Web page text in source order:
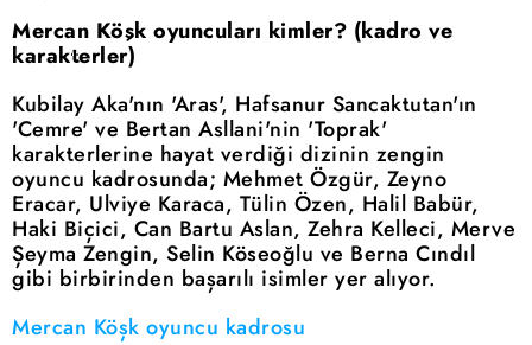
Mercan Köşk oyuncuları kimler? (kadro ve
karakterler)
Kubilay Aka'nın 'Aras', Hafsanur Sancaktutan'ın
'Cemre' ve Bertan Asllani'nin 'Toprak'
karakterlerine hayat verdiği dizinin zengin
oyuncu kadrosunda; Mehmet Özgür, Zeyno
Eracar, Ulviye Karaca, Tülin Özen, Halil Babür,
Haki Biçici, Can Bartu Aslan, Zehra Kelleci, Merve
Şeyma Zengin, Selin Köseoğlu ve Berna Cındıl
gibi birbirinden başarılı isimler yer alıyor.
Mercan Köşk oyuncu kadrosu